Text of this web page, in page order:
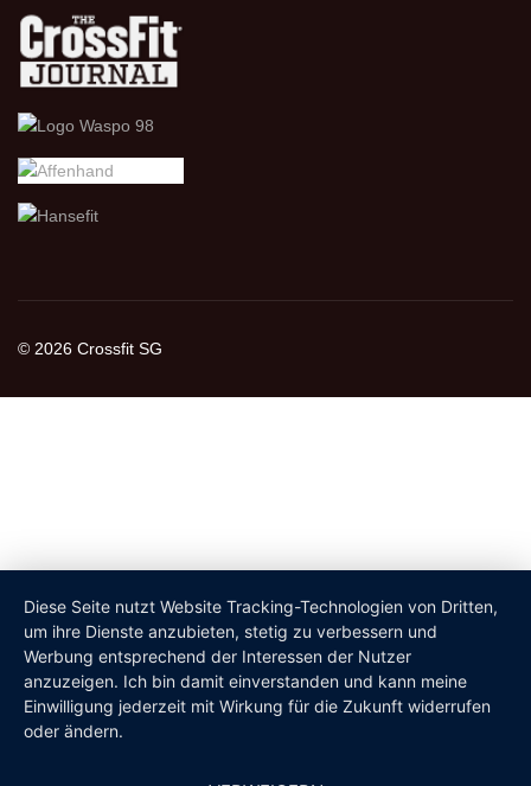
© 2026 Crossfit SG
Diese Seite nutzt Website Tracking-Technologien von Dritten,
um ihre Dienste anzubieten, stetig zu verbessern und
Werbung entsprechend der Interessen der Nutzer
anzuzeigen. Ich bin damit einverstanden und kann meine
Einwilligung jederzeit mit Wirkung für die Zukunft widerrufen
oder ändern.